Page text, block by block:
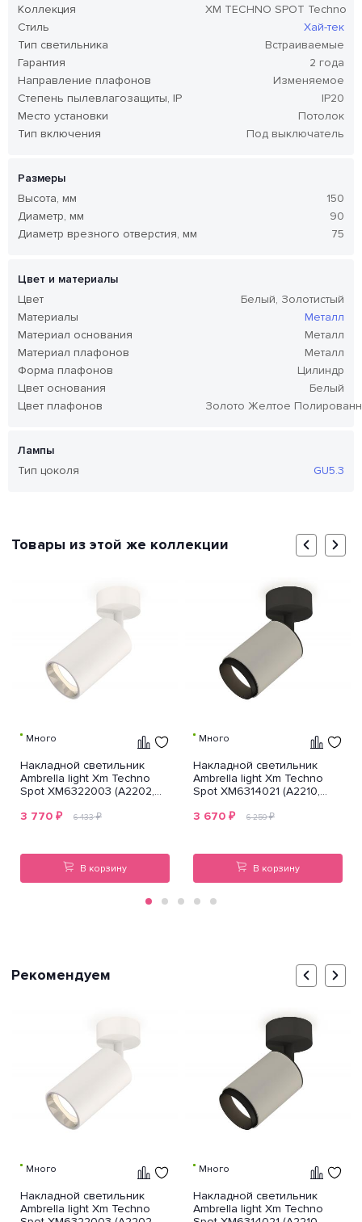
Коллекция
XM TECHNO SPOT Techno
Стиль
Хай-тек
Тип светильника
Встраиваемые
Гарантия
2 года
Направление плафонов
Изменяемое
Степень пылевлагозащиты, IP
IP20
Место установки
Потолок
Тип включения
Под выключатель
Размеры
Высота, мм
150
Диаметр, мм
90
Диаметр врезного отверстия, мм
75
Цвет и материалы
Цвет
Белый, Золотистый
Материалы
Металл
Материал основания
Металл
Материал плафонов
Металл
Форма плафонов
Цилиндр
Цвет основания
Белый
Цвет плафонов
Золото Желтое
Лампы
Тип цоколя
GU5.3
Товары из этой же коллекции
Много
Накладной светильник
Ambrella light Xm Techno
Spot XM6322003 (A2202,
3 770 ₽ 6 433₽
В корзину
Много
Накладной светильник
Ambrella light Xm Techno
Spot XM6314021 (A2210,
3 670 ₽ 6 259₽
В корзину
Рекомендуем
Много
Накладной светильник
Ambrella light Xm Techno
Много
Накладной светильник
Ambrella light Xm Techno